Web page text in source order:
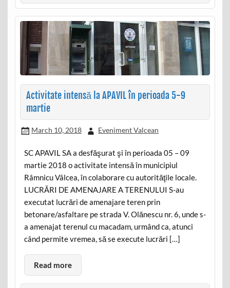
Activitate intensă la APAVIL în perioada 5-9
martie
March 10, 2018 Eveniment Valcean
SC APAVIL SA a desfăşurat şi în perioada 05 – 09
martie 2018 o activitate intensă în municipiul
Râmnicu Vâlcea, în colaborare cu autorităţile locale.
LUCRĂRI DE AMENAJARE A TERENULUI S-au
executat lucrări de amenajare teren prin
betonare/asfaltare pe strada V. Olănescu nr. 6, unde s-
a amenajat terenul cu macadam, urmând ca, atunci
când permite vremea, să se execute lucrări […]
Read more